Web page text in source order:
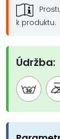
k produktu.
Údržba: